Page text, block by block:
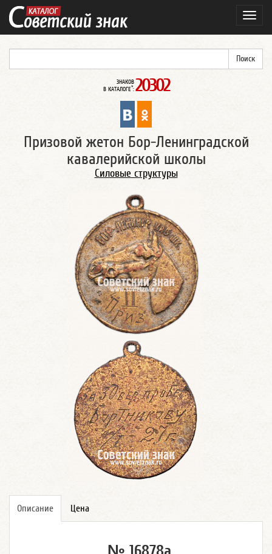
ЗНАКОВ
В КАТАЛОГЕ*: 20302
Призовой жетон Бор-Ленинградской
кавалерийской школы
Силовые структуры
Описание Цена